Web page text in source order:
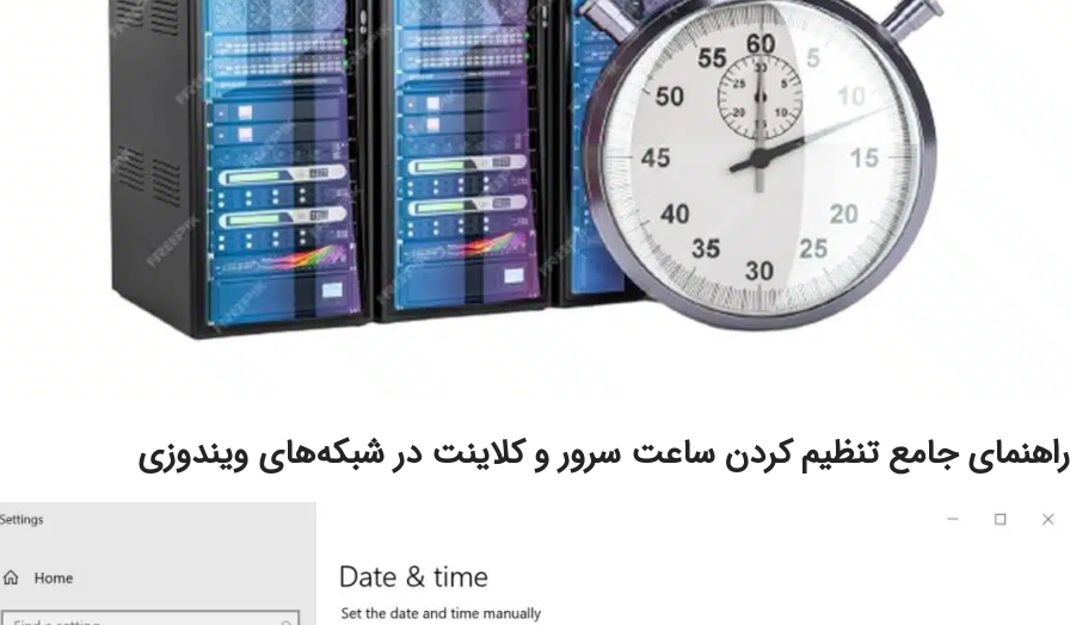
راهنمای جامع تنظیم کردن ساعت سرور و کلاینت در شبکه‌های ویندوزی